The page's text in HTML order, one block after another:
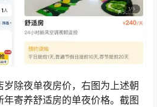
除夜单夜房价，右图为上述朝
寄养舒适房的单夜价格。截图